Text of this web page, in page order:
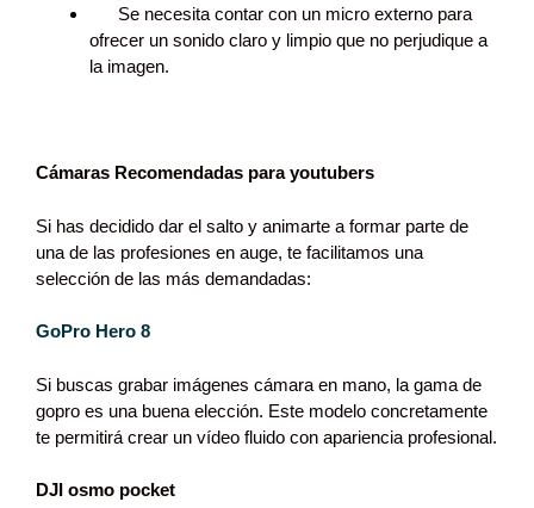
Se necesita contar con un micro externo para
ofrecer un sonido claro y limpio que no perjudique a
la imagen.
Cámaras Recomendadas para youtubers
Si has decidido dar el salto y animarte a formar parte de
una de las profesiones en auge, te facilitamos una
selección de las más demandadas:
GoPro Hero 8
Si buscas grabar imágenes cámara en mano, la gama de
gopro es una buena elección. Este modelo concretamente
te permitirá crear un vídeo fluido con apariencia profesional.
DJI osmo pocket